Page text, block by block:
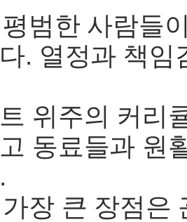
범한 사람들
. 열정과 책
위주의 커리
동료들과 원
장 큰 장점은